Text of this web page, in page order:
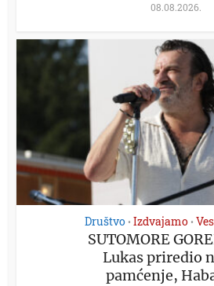
08.08.2026.
Društvo • Izdvajamo •
SUTOMORE
Lukas priredio
pamćenje,